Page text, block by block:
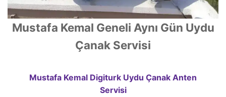
Mustafa Kemal Geneli Aynı Gün Uydu
Çanak Servisi
Mustafa Kemal Digiturk Uydu Çanak Anten
Servisi